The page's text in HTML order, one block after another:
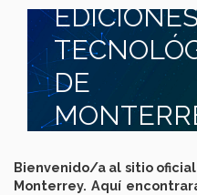
DE
Bienvenido/a al sitio
Monterrey. Aquí